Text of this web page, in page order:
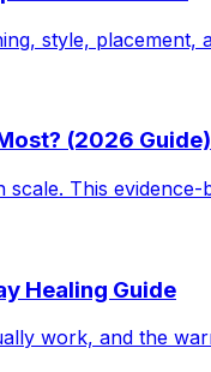
style, placement,
(2026 Guide)
This
Healing Guide
work, and the